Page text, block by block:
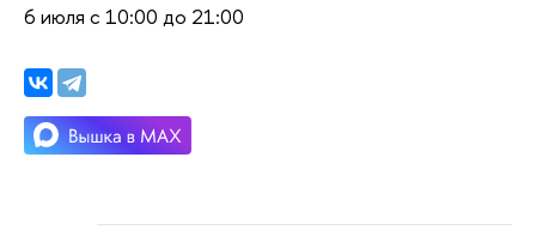
6 июля с 10:00 до 21:00